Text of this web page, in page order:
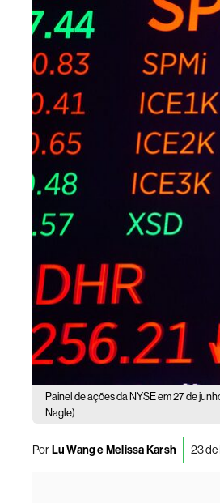
Painel de ações da NYSE em 27 de
Nagle)
PorLu Wang e Melissa Karsh 23